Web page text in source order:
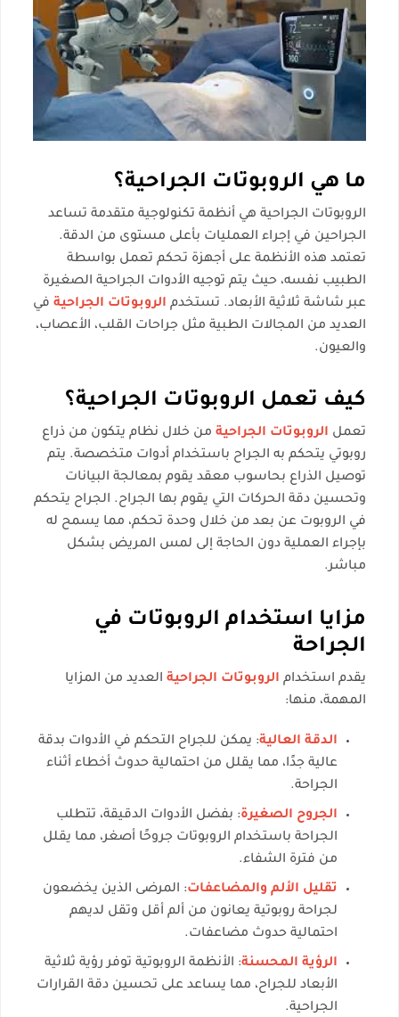
ما هي الروبوتات الجراحية؟
الروبوتات الجراحية هي أنظمة تكنولوجية متقدمة تساعد
الجراحين في إجراء العمليات بأعلى مستوى من الدقة.
تعتمد هذه الأنظمة على أجهزة تحكم تعمل بواسطة
الطبيب نفسه، حيث يتم توجيه الأدوات الجراحية الصغيرة
عبر شاشة ثلاثية الأبعاد. تستخدم الروبوتات الجراحية في
العديد من المجالات الطبية مثل جراحات القلب، الأعصاب،
والعيون.
كيف تعمل الروبوتات الجراحية؟
تعمل الروبوتات الجراحية من خلال نظام يتكون من ذراع
روبوتي يتحكم به الجراح باستخدام أدوات متخصصة. يتم
توصيل الذراع بحاسوب معقد يقوم بمعالجة البيانات
وتحسين دقة الحركات التي يقوم بها الجراح. الجراح يتحكم
في الروبوت عن بعد من خلال وحدة تحكم، مما يسمح له
بإجراء العملية دون الحاجة إلى لمس المريض بشكل
مباشر.
مزايا استخدام الروبوتات في
الجراحة
يقدم استخدام الروبوتات الجراحية العديد من المزايا
المهمة، منها:
الدقة العالية: يمكن للجراح التحكم في الأدوات بدقة
عالية جدًا، مما يقلل من احتمالية حدوث أخطاء أثناء
الجراحة.
الجروح الصغيرة: بفضل الأدوات الدقيقة، تتطلب
الجراحة باستخدام الروبوتات جروحًا أصغر، مما يقلل
من فترة الشفاء.
تقليل الألم والمضاعفات: المرضى الذين يخضعون
لجراحة روبوتية يعانون من ألم أقل وتقل لديهم
احتمالية حدوث مضاعفات.
الرؤية المحسنة: الأنظمة الروبوتية توفر رؤية ثلاثية
الأبعاد للجراح، مما يساعد على تحسين دقة القرارات
الجراحية.